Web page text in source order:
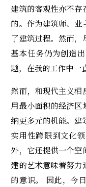
建筑的客观性亦不存
的。作为建筑师、
了建筑过程。然而
基本任务仍为创造
题，在我的工作中一
然而，和现代主义相
用最小面积的经济区
纳更多元的机能。
实用性跨限到文化
外，它还提供一个空
建的艺术意味着努力
的意识。 因此，今